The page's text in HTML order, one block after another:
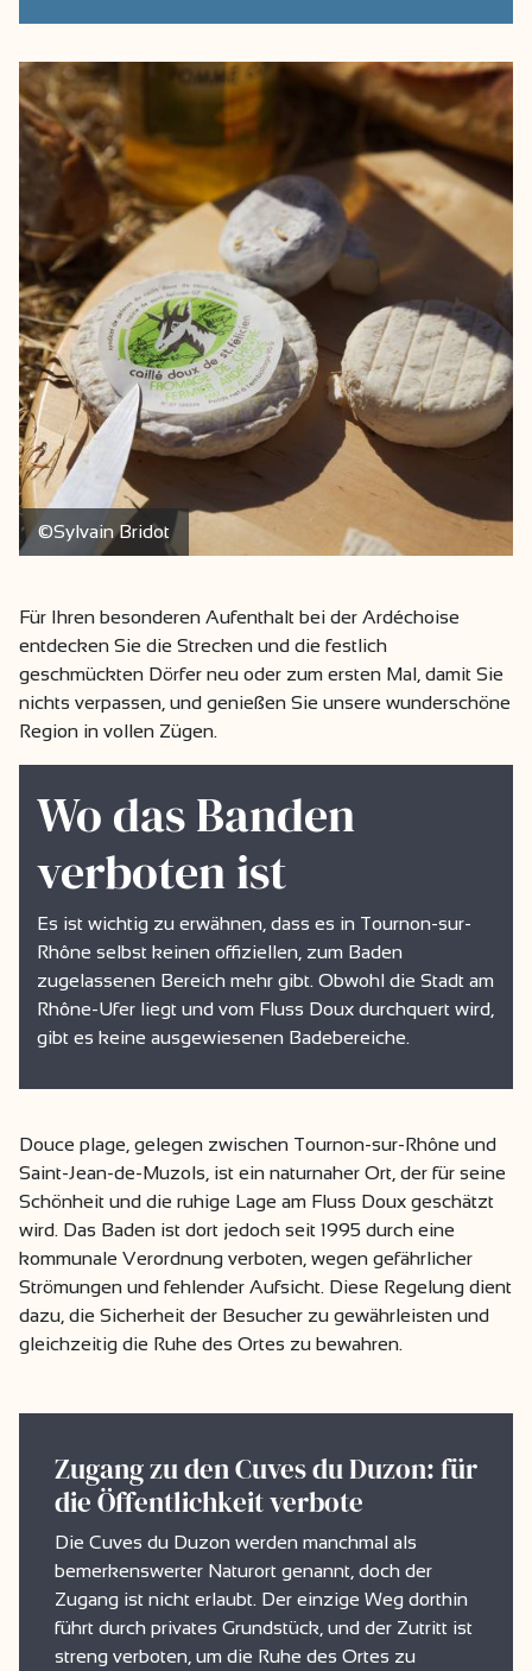
©Sylvain Bridot
Für Ihren besonderen Aufenthalt bei der Ardéchoise
entdecken Sie die Strecken und die festlich
geschmückten Dörfer neu oder zum ersten Mal, damit Sie
nichts verpassen, und genießen Sie unsere wunderschöne
Region in vollen Zügen.
Wo das Banden
verboten ist
Es ist wichtig zu erwähnen, dass es in Tournon-sur-
Rhône selbst keinen offiziellen, zum Baden
zugelassenen Bereich mehr gibt. Obwohl die Stadt am
Rhône-Ufer liegt und vom Fluss Doux durchquert wird,
gibt es keine ausgewiesenen Badebereiche.
Douce plage, gelegen zwischen Tournon-sur-Rhône und
Saint-Jean-de-Muzols, ist ein naturnaher Ort, der für seine
Schönheit und die ruhige Lage am Fluss Doux geschätzt
wird. Das Baden ist dort jedoch seit 1995 durch eine
kommunale Verordnung verboten, wegen gefährlicher
Strömungen und fehlender Aufsicht. Diese Regelung dient
dazu, die Sicherheit der Besucher zu gewährleisten und
gleichzeitig die Ruhe des Ortes zu bewahren.
Zugang zu den Cuves du Duzon: für
die Öffentlichkeit verbote
Die Cuves du Duzon werden manchmal als
bemerkenswerter Naturort genannt, doch der
Zugang ist nicht erlaubt. Der einzige Weg dorthin
führt durch privates Grundstück, und der Zutritt ist
streng verboten, um die Ruhe des Ortes zu